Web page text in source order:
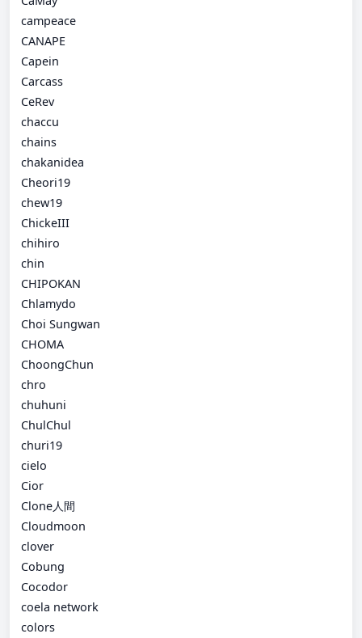
campeace
CANAPE
Capein
Carcass
CeRev
chaccu
chains
chakanidea
Cheori19
chew19
ChickeIII
chihiro
chin
CHIPOKAN
Chlamydo
Choi Sungwan
CHOMA
ChoongChun
chro
chuhuni
ChulChul
churi19
cielo
Cior
Clone人間
Cloudmoon
clover
Cobung
Cocodor
coela network
colors